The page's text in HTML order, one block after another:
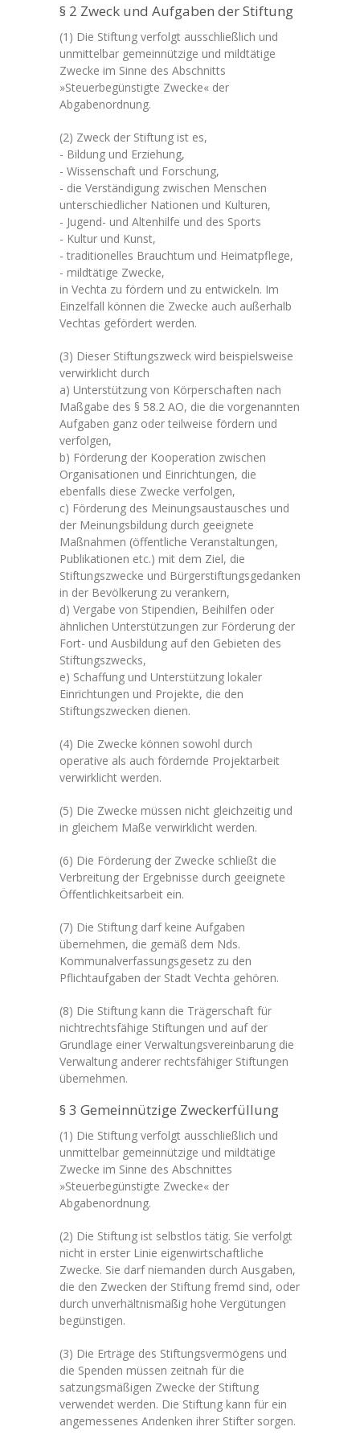
§ 2 Zweck und Aufgaben der Stiftung
(1) Die Stiftung verfolgt ausschließlich und
unmittelbar gemeinnützige und mildtätige
Zwecke im Sinne des Abschnitts
»Steuerbegünstigte Zwecke« der
Abgabenordnung.
(2) Zweck der Stiftung ist es,
- Bildung und Erziehung,
- Wissenschaft und Forschung,
- die Verständigung zwischen Menschen
unterschiedlicher Nationen und Kulturen,
- Jugend- und Altenhilfe und des Sports
- Kultur und Kunst,
- traditionelles Brauchtum und Heimatpflege,
- mildtätige Zwecke,
in Vechta zu fördern und zu entwickeln. Im
Einzelfall können die Zwecke auch außerhalb
Vechtas gefördert werden.
(3) Dieser Stiftungszweck wird beispielsweise
verwirklicht durch
a) Unterstützung von Körperschaften nach
Maßgabe des § 58.2 AO, die die vorgenannten
Aufgaben ganz oder teilweise fördern und
verfolgen,
b) Förderung der Kooperation zwischen
Organisationen und Einrichtungen, die
ebenfalls diese Zwecke verfolgen,
c) Förderung des Meinungsaustausches und
der Meinungsbildung durch geeignete
Maßnahmen (öffentliche Veranstaltungen,
Publikationen etc.) mit dem Ziel, die
Stiftungszwecke und Bürgerstiftungsgedanken
in der Bevölkerung zu verankern,
d) Vergabe von Stipendien, Beihilfen oder
ähnlichen Unterstützungen zur Förderung der
Fort- und Ausbildung auf den Gebieten des
Stiftungszwecks,
e) Schaffung und Unterstützung lokaler
Einrichtungen und Projekte, die den
Stiftungszwecken dienen.
(4) Die Zwecke können sowohl durch
operative als auch fördernde Projektarbeit
verwirklicht werden.
(5) Die Zwecke müssen nicht gleichzeitig und
in gleichem Maße verwirklicht werden.
(6) Die Förderung der Zwecke schließt die
Verbreitung der Ergebnisse durch geeignete
Öffentlichkeitsarbeit ein.
(7) Die Stiftung darf keine Aufgaben
übernehmen, die gemäß dem Nds.
Kommunalverfassungsgesetz zu den
Pflichtaufgaben der Stadt Vechta gehören.
(8) Die Stiftung kann die Trägerschaft für
nichtrechtsfähige Stiftungen und auf der
Grundlage einer Verwaltungsvereinbarung die
Verwaltung anderer rechtsfähiger Stiftungen
übernehmen.
§ 3 Gemeinnützige Zweckerfüllung
(1) Die Stiftung verfolgt ausschließlich und
unmittelbar gemeinnützige und mildtätige
Zwecke im Sinne des Abschnittes
»Steuerbegünstigte Zwecke« der
Abgabenordnung.
(2) Die Stiftung ist selbstlos tätig. Sie verfolgt
nicht in erster Linie eigenwirtschaftliche
Zwecke. Sie darf niemanden durch Ausgaben,
die den Zwecken der Stiftung fremd sind, oder
durch unverhältnismäßig hohe Vergütungen
begünstigen.
(3) Die Erträge des Stiftungsvermögens und
die Spenden müssen zeitnah für die
satzungsmäßigen Zwecke der Stiftung
verwendet werden. Die Stiftung kann für ein
angemessenes Andenken ihrer Stifter sorgen.